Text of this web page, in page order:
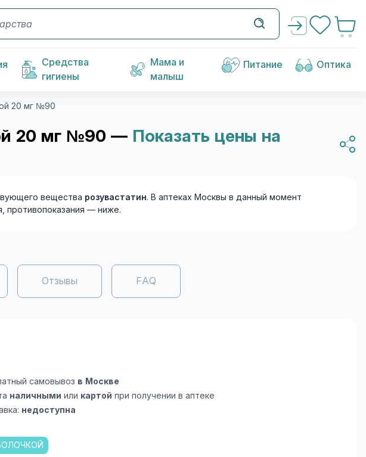
Средства
гигиены
Мама и
малыш
Питание Оптика
20 мг №90
20 мг №90 — Показать цены на
вещества розувастатин. В аптеках Москвы в данный момент
противопоказания — ниже.
Отзывы FAQ
самовывоз в Москве
наличными или картой при получении в аптеке
недоступна